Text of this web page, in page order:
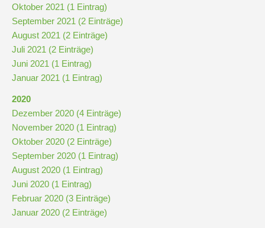
Organisatorisches
Terminplan
Downloads
und
Formulare
Infos
für
Viertklässler
Oktober 2021 (1 Eintrag)
September 2021 (2 Einträge)
August 2021 (2 Einträge)
Juli 2021 (2 Einträge)
Juni 2021 (1 Eintrag)
Januar 2021 (1 Eintrag)
2020
Dezember 2020 (4 Einträge)
November 2020 (1 Eintrag)
Oktober 2020 (2 Einträge)
September 2020 (1 Eintrag)
August 2020 (1 Eintrag)
Juni 2020 (1 Eintrag)
Februar 2020 (3 Einträge)
Januar 2020 (2 Einträge)